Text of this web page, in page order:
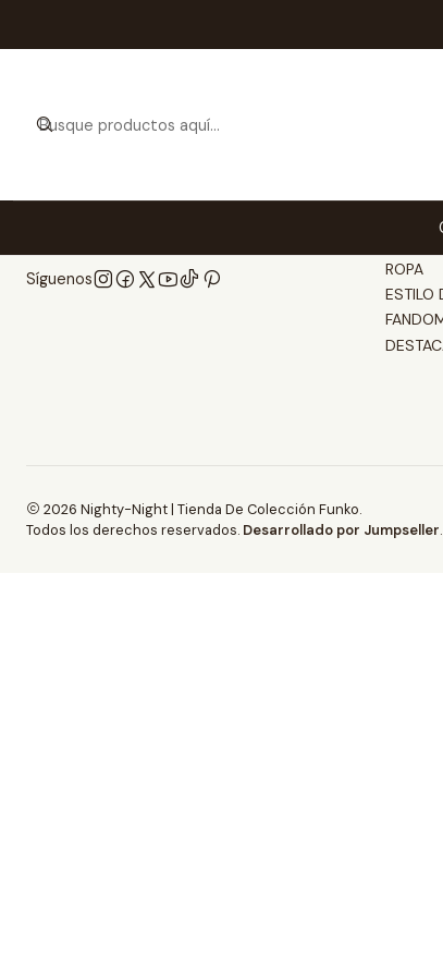
Síguenos
ROPA
ESTILO
2026 Nighty-Night | Tienda De Colección Funko.
Todos los derechos reservados. Desarrollado por Jumpseller.